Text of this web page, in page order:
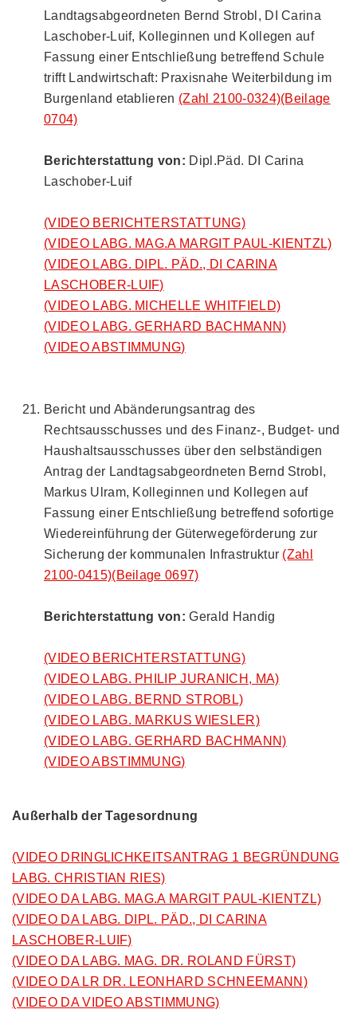
Landtagsabgeordneten Bernd Strobl, DI Carina
Laschober-Luif, Kolleginnen und Kollegen auf
Fassung einer Entschließung betreffend Schule
trifft Landwirtschaft: Praxisnahe Weiterbildung im
Burgenland etablieren (Zahl 2100-0324)(Beilage
0704)
Berichterstattung von: Dipl.Päd. DI Carina
Laschober-Luif
(VIDEO BERICHTERSTATTUNG)
(VIDEO LABG. MAG.A MARGIT PAUL-KIENTZL)
(VIDEO LABG. DIPL. PÄD., DI CARINA
LASCHOBER-LUIF)
(VIDEO LABG. MICHELLE WHITFIELD)
(VIDEO LABG. GERHARD BACHMANN)
(VIDEO ABSTIMMUNG)
Bericht und Abänderungsantrag des
Rechtsausschusses und des Finanz-, Budget- und
Haushaltsausschusses über den selbständigen
Antrag der Landtagsabgeordneten Bernd Strobl,
Markus Ulram, Kolleginnen und Kollegen auf
Fassung einer Entschließung betreffend sofortige
Wiedereinführung der Güterwegeförderung zur
Sicherung der kommunalen Infrastruktur (Zahl
2100-0415)(Beilage 0697)
Berichterstattung von: Gerald Handig
(VIDEO BERICHTERSTATTUNG)
(VIDEO LABG. PHILIP JURANICH, MA)
(VIDEO LABG. BERND STROBL)
(VIDEO LABG. MARKUS WIESLER)
(VIDEO LABG. GERHARD BACHMANN)
(VIDEO ABSTIMMUNG)
Außerhalb der Tagesordnung
(VIDEO DRINGLICHKEITSANTRAG 1 BEGRÜNDUNG
LABG. CHRISTIAN RIES)
(VIDEO DA LABG. MAG.A MARGIT PAUL-KIENTZL)
(VIDEO DA LABG. DIPL. PÄD., DI CARINA
LASCHOBER-LUIF)
(VIDEO DA LABG. MAG. DR. ROLAND FÜRST)
(VIDEO DA LR DR. LEONHARD SCHNEEMANN)
(VIDEO DA VIDEO ABSTIMMUNG)